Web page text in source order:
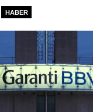
HABER